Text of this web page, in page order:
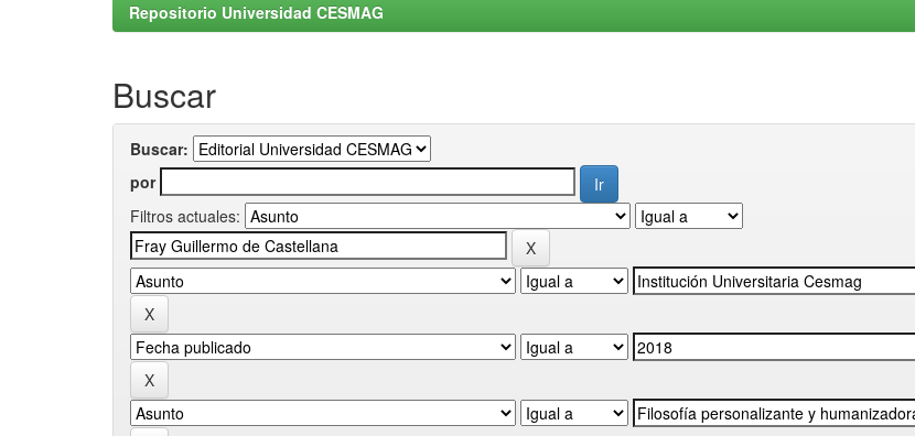
Repositorio Universidad CESMAG
Buscar
Buscar:
por
Filtros actuales: